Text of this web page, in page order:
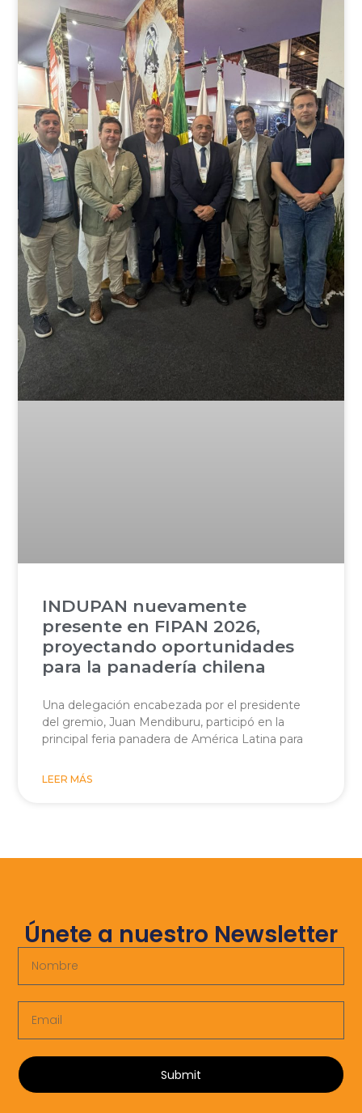
INDUPAN nuevamente
presente en FIPAN 2026,
proyectando oportunidades
para la panadería chilena
Una delegación encabezada por el presidente
del gremio, Juan Mendiburu, participó en la
principal feria panadera de América Latina para
LEER MÁS
Únete a nuestro Newsletter
Submit